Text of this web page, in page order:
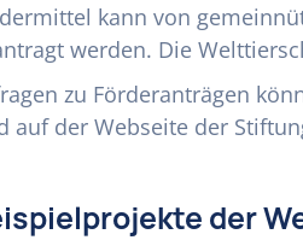
kann von
werden. Die
zu Förderanträgen
auf der Webseite der
der